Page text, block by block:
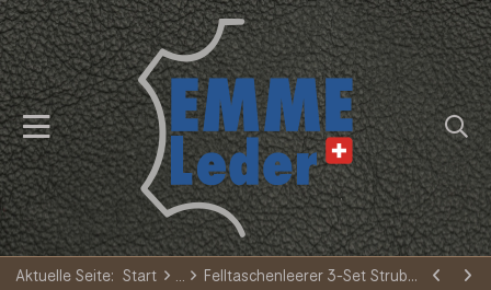
Aktuelle Seite: Start Felltaschenleerer 3-Set Strubeli N-003-F